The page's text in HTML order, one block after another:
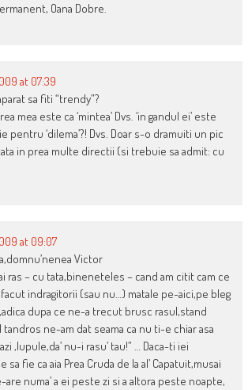
Oana Dobre.
at 07:39
sa fiti “trendy”?
mea este ca ‘mintea’ Dvs. ‘in gandul ei’ este
pentru ‘dilema’?! Dvs. Doar s-o dramuiti un pic
in prea multe directii (si trebuie sa admit: cu
at 09:07
Victor
ras – cu tata,bineneteles – cand am citit cam ce
indragitorii (sau nu…) matale pe-aici,pe bleg
,adica dupa ce ne-a trecut brusc rasul,stand
ne-am dat seama ca nu ti-e chiar asa
,lupule,da’ nu-i rasu’ tau!” … Daca-ti iei
sa fie ca aia Prea Cruda de la al’ Capatuit,musai
are numa’ a ei peste zi si a altora peste noapte,